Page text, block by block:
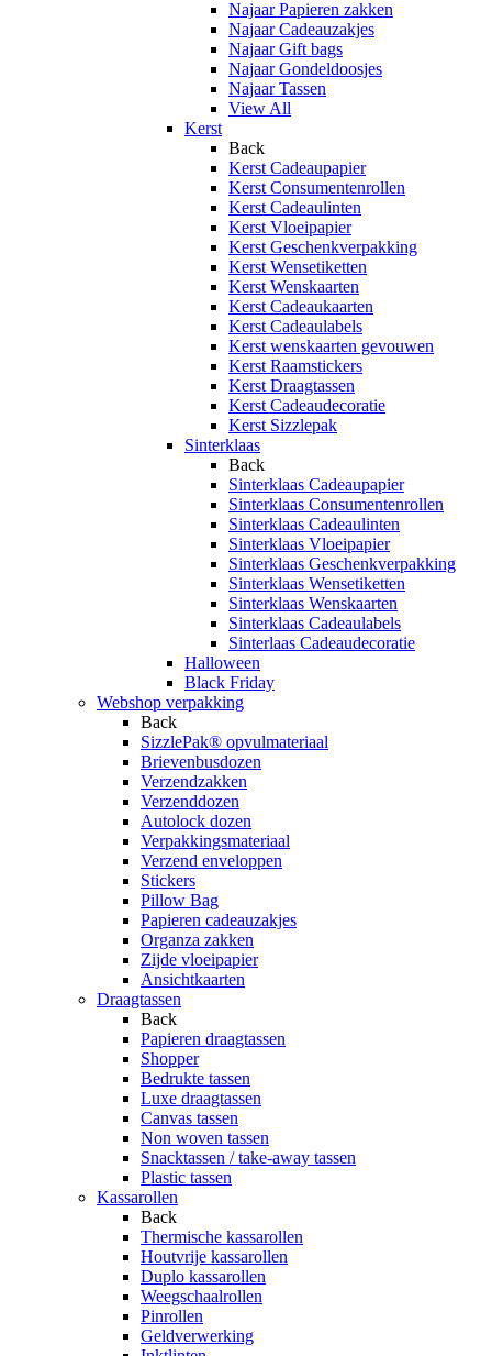
Najaar Papieren zakken
Najaar Cadeauzakjes
Najaar Gift bags
Najaar Gondeldoosjes
Najaar Tassen
View All
Kerst
Back
Kerst Cadeaupapier
Kerst Consumentenrollen
Kerst Cadeaulinten
Kerst Vloeipapier
Kerst Geschenkverpakking
Kerst Wensetiketten
Kerst Wenskaarten
Kerst Cadeaukaarten
Kerst Cadeaulabels
Kerst wenskaarten gevouwen
Kerst Raamstickers
Kerst Draagtassen
Kerst Cadeaudecoratie
Kerst Sizzlepak
Sinterklaas
Back
Sinterklaas Cadeaupapier
Sinterklaas Consumentenrollen
Sinterklaas Cadeaulinten
Sinterklaas Vloeipapier
Sinterklaas Geschenkverpakking
Sinterklaas Wensetiketten
Sinterklaas Wenskaarten
Sinterklaas Cadeaulabels
Sinterlaas Cadeaudecoratie
Halloween
Black Friday
Webshop verpakking
Back
SizzlePak® opvulmateriaal
Brievenbusdozen
Verzendzakken
Verzenddozen
Autolock dozen
Verpakkingsmateriaal
Verzend enveloppen
Stickers
Pillow Bag
Papieren cadeauzakjes
Organza zakken
Zijde vloeipapier
Ansichtkaarten
Draagtassen
Back
Papieren draagtassen
Shopper
Bedrukte tassen
Luxe draagtassen
Canvas tassen
Non woven tassen
Snacktassen / take-away tassen
Plastic tassen
Kassarollen
Back
Thermische kassarollen
Houtvrije kassarollen
Duplo kassarollen
Weegschaalrollen
Pinrollen
Geldverwerking